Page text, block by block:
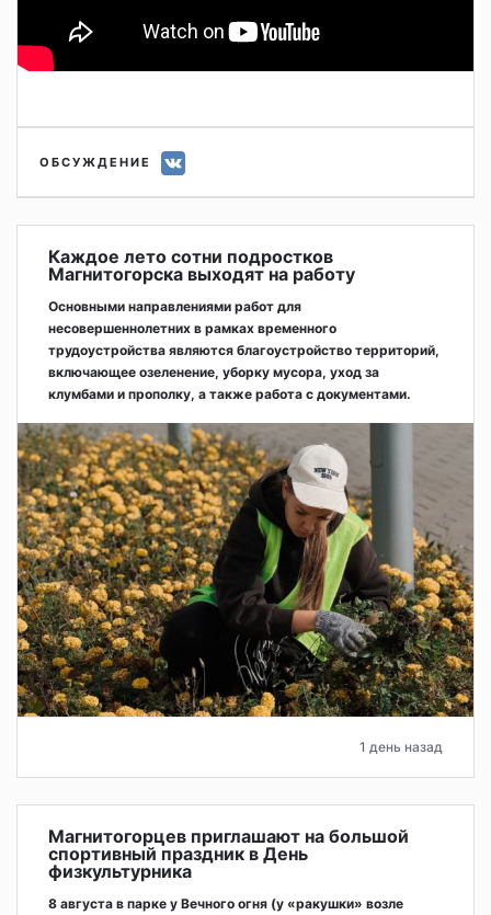
ОБСУЖДЕНИЕ
Каждое лето сотни подростков
Магнитогорска выходят на работу
Основными направлениями работ для
несовершеннолетних в рамках временного
трудоустройства являются благоустройство территорий,
включающее озеленение, уборку мусора, уход за
клумбами и прополку, а также работа с документами.
1 день назад
Магнитогорцев приглашают на большой
спортивный праздник в День
физкультурника
8 августа в парке у Вечного огня (у «ракушки» возле